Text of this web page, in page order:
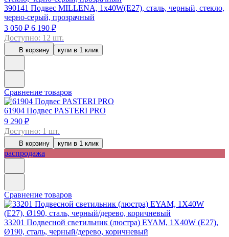
390141 Подвес MILLENA, 1x40W(E27), сталь, черный, стекло,
черно-серый, прозрачный
3 050 ₽ 6 190 ₽
Доступно: 12 шт.
В корзину купи в 1 клик
Сравнение товаров
61904 Подвес PASTERI PRO
9 290 ₽
Доступно: 1 шт.
В корзину купи в 1 клик
распродажа
Сравнение товаров
33201 Подвесной светильник (люстра) EYAM, 1X40W (E27),
Ø190, сталь, черный/дерево, коричневый